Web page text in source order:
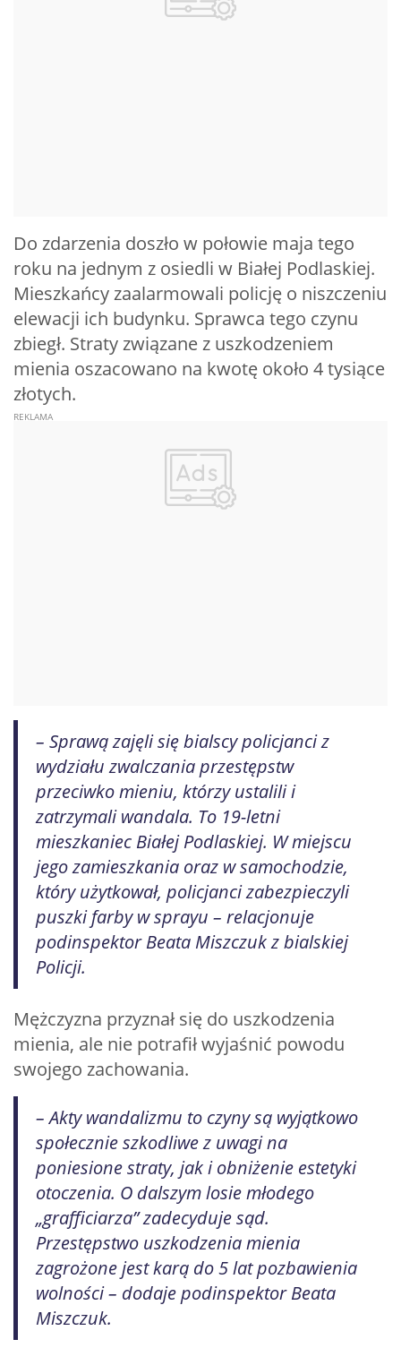
Do zdarzenia doszło w połowie maja tego
roku na jednym z osiedli w Białej Podlaskiej.
Mieszkańcy zaalarmowali policję o niszczeniu
elewacji ich budynku. Sprawca tego czynu
zbiegł. Straty związane z uszkodzeniem
mienia oszacowano na kwotę około 4 tysiące
złotych.
– Sprawą zajęli się bialscy policjanci z
wydziału zwalczania przestępstw
przeciwko mieniu, którzy ustalili i
zatrzymali wandala. To 19-letni
mieszkaniec Białej Podlaskiej. W miejscu
jego zamieszkania oraz w samochodzie,
który użytkował, policjanci zabezpieczyli
puszki farby w sprayu – relacjonuje
podinspektor Beata Miszczuk z bialskiej
Policji.
Mężczyzna przyznał się do uszkodzenia
mienia, ale nie potrafił wyjaśnić powodu
swojego zachowania.
– Akty wandalizmu to czyny są wyjątkowo
społecznie szkodliwe z uwagi na
poniesione straty, jak i obniżenie estetyki
otoczenia. O dalszym losie młodego
„grafficiarza” zadecyduje sąd.
Przestępstwo uszkodzenia mienia
zagrożone jest karą do 5 lat pozbawienia
wolności – dodaje podinspektor Beata
Miszczuk.